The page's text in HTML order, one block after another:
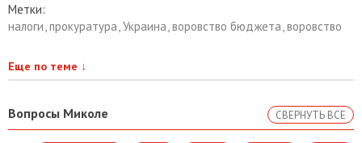
Метки:
налоги прокуратура Украина воровство бюджета воровство
Еще по теме ↓
Вопросы Миколе СВЕРНУТЬ ВСЕ